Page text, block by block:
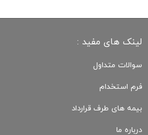
لینک های مفید :
سوالات متداول
فرم استخدام
بیمه های طرف قرارداد
درباره ما